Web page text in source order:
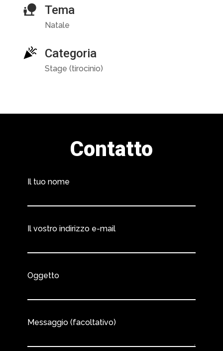
Tema
Natale
Categoria
Stage (tirocinio)
Contatto
Il tuo nome
Il vostro indirizzo e-mail
Oggetto
Messaggio (facoltativo)